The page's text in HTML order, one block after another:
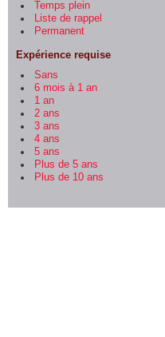
Temps plein
Liste de rappel
Permanent
Expérience requise
Sans
6 mois à 1 an
1 an
2 ans
3 ans
4 ans
5 ans
Plus de 5 ans
Plus de 10 ans